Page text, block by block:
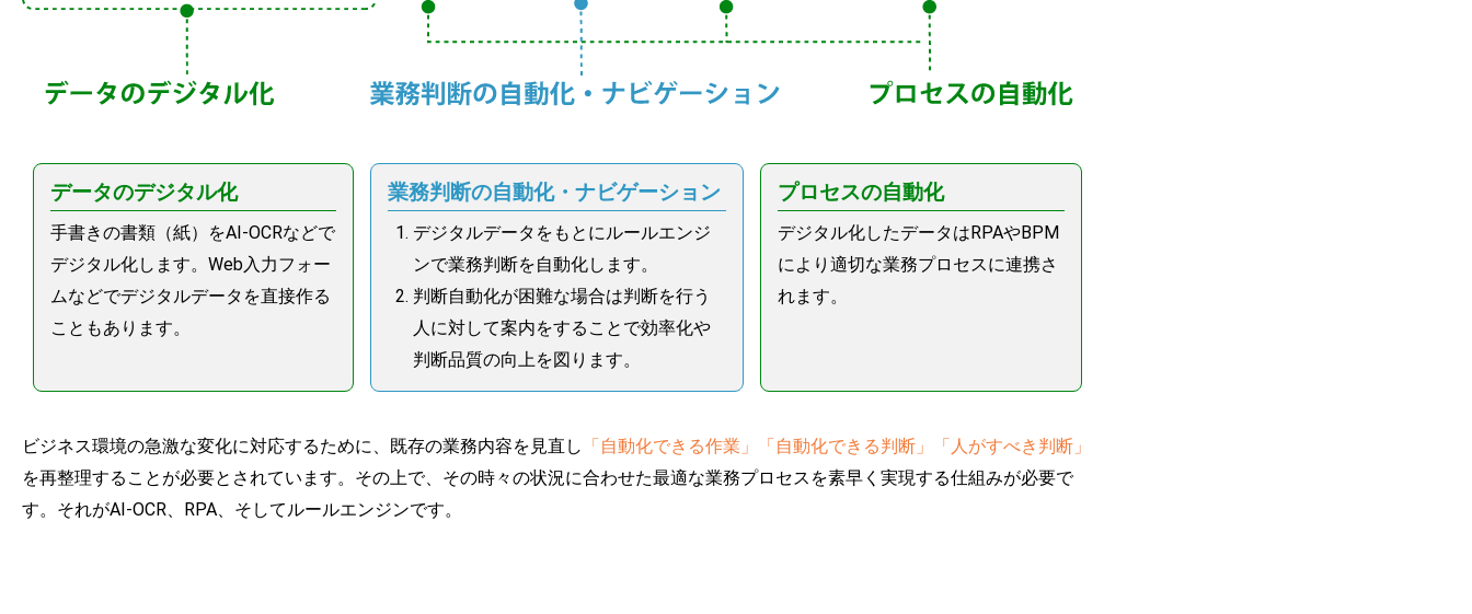
データのデジタル化
手書きの書類（紙）をAI-OCRなどで
デジタル化します。Web入力フォー
ムなどでデジタルデータを直接作る
こともあります。
業務判断の自動化・ナビゲーション
デジタルデータをもとにルールエンジ
ンで業務判断を自動化します。
判断自動化が困難な場合は判断を行う
人に対して案内をすることで効率化や
判断品質の向上を図ります。
プロセスの自動化
デジタル化したデータはRPAやBPM
により適切な業務プロセスに連携さ
れます。
ビジネス環境の急激な変化に対応するために、既存の業務内容を見直し 「自動化できる作業」「自動化できる判断」「人がすべき判断」
を再整理することが必要とされています。その上で、その時々の状況に合わせた最適な業務プロセスを素早く実現する仕組みが必要で
す。それがAI-OCR、RPA、そしてルールエンジンです。